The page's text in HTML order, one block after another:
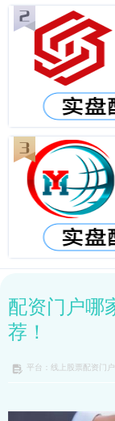
配资门户哪
荐！
平台：线上股票配资门户